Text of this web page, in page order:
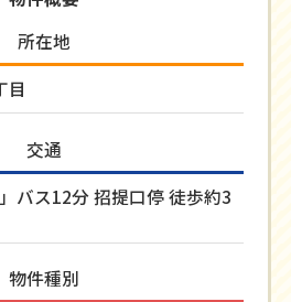
所在地
目
交通
バス12分 招提口停 徒歩約3
物件種別